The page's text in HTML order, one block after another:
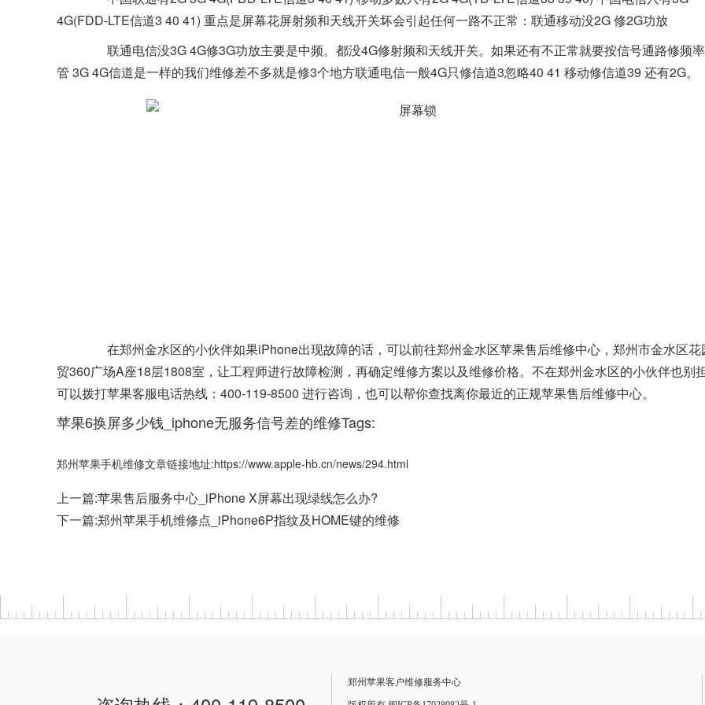
4G(FDD-LTE信道3 40 41) 重点是屏幕花屏射频和天线开关坏会引起任何一路不正常：联通移动没2G 修2G功放
联通电信没3G 4G修3G功放主要是中频。都没4G修射频和天线开关。如果还有不正常就要按信号通路修频
管 3G 4G信道是一样的我们维修差不多就是修3个地方联通电信一般4G只修信道3忽略40 41 移动修信道39 还有2G。
在郑州金水区的小伙伴如果iPhone出现故障的话，可以前往郑州金水区苹果售后维修中心，郑州市金水区花
贸360广场A座18层1808室，让工程师进行故障检测，再确定维修方案以及维修价格。不在郑州金水区的小伙伴也别
可以拨打苹果客服电话热线：400-119-8500 进行咨询，也可以帮你查找离你最近的正规苹果售后维修中心。
苹果6换屏多少钱_iphone无服务信号差的维修Tags:
郑州苹果手机维修文章链接地址:https://www.apple-hb.cn/news/294.html
上一篇:苹果售后服务中心_iPhone X屏幕出现绿线怎么办?
下一篇:郑州苹果手机维修点_iPhone6P指纹及HOME键的维修
郑州苹果客户维修服务中心